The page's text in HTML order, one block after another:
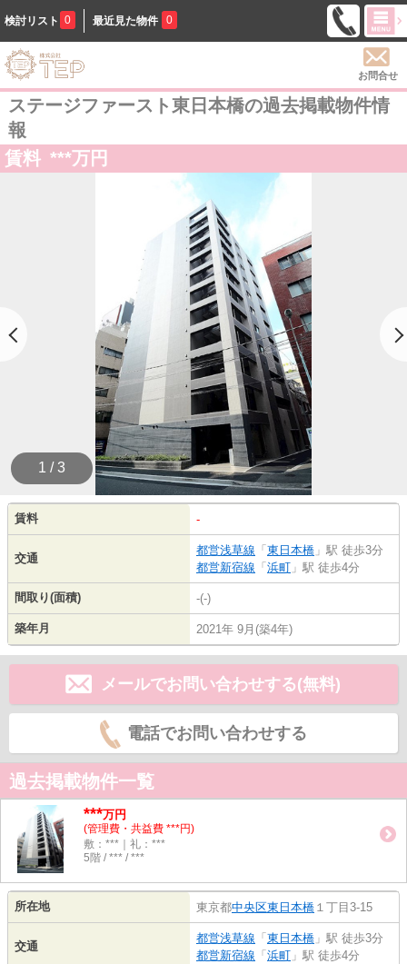
検討リスト 0 最近見た物件 0
お問合せ
ステージファースト東日本橋の過去掲載物件情
報
賃料 ***万円
1 / 3
賃料 -
交通
都営浅草線 「 東日本橋 」駅 徒歩3分
都営新宿線 「 浜町 」駅 徒歩4分
間取り(面積) -(-)
築年月 2021年 9月(築4年)
メールでお問い合わせする(無料)
電話でお問い合わせする
過去掲載物件一覧
***万円
(管理費・共益費 ***円)
敷：***｜礼：***
5階 / *** / ***
所在地 東京都中央区東日本橋 １丁目3-15
交通
都営浅草線 「 東日本橋 」駅 徒歩3分
都営新宿線 「 浜町 」駅 徒歩4分